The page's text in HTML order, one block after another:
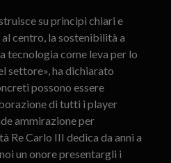
su principi chiari e
centro, la sostenibilità a
tecnologia come leva per lo
settore», ha dichiarato
possono essere
di tutti i player
ammirazione per
Re Carlo III dedica da anni a
un onore presentargli i